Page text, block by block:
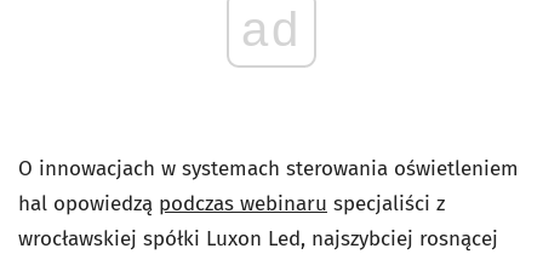
ad
O innowacjach w systemach sterowania oświetleniem
hal opowiedzą podczas webinaru specjaliści z
wrocławskiej spółki Luxon Led, najszybciej rosnącej